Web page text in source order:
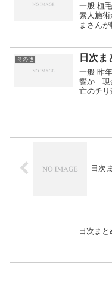
一般 植
素人施
まさん
その他 日次ま
一般 昨
響か 現
亡のチ
日次
日次まと